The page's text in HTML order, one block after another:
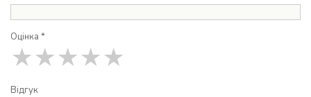
Оцінка *
★
★
★
★
★
Відгук